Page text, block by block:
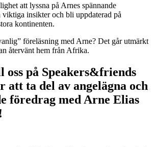
att lyssna på Arnes spännande
viktiga insikter och bli uppdaterad på
kontinenten.
föreläsning med Arne? Det går utmärkt
återvänt hem från Afrika.
på Speakers&friends
att ta del av angelägna och
föredrag med Arne Elias